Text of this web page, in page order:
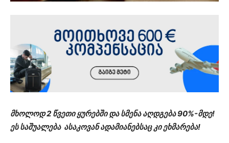
მხოლოდ 2 წვეთი ყურებში და სმენა აღდგება 90%-მდე!
ეს საშუალება ასაკოვან ადამიანებსაც კი ეხმარება!